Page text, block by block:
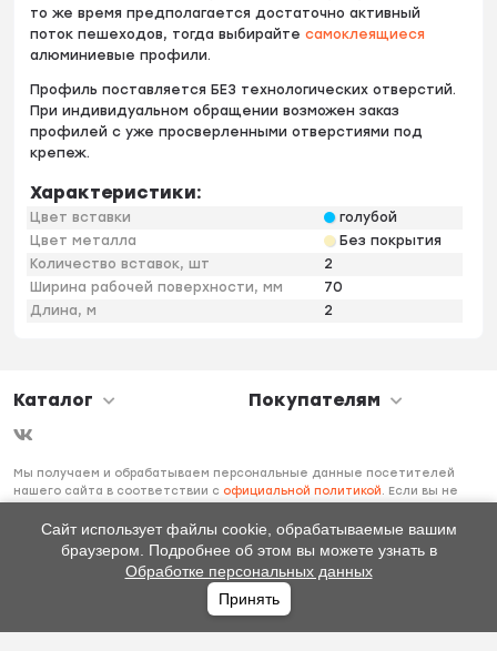
Избранное
то же время предполагается достаточно активный
поток пешеходов, тогда выбирайтесамоклеящиеся
алюминиевые профили.
Профиль поставляется БЕЗ технологических отверстий.
При индивидуальном обращении возможен заказ
профилей с уже просверленными отверстиями под
крепеж.
Характеристики:
Цвет вставки
голубой
Цвет металла
Без покрытия
Количество вставок, шт
2
Ширина рабочей поверхности, мм
70
Длина, м
2
Каталог Покупателям
Мы получаем и обрабатываем персональные данные посетителей
нашего сайта в соответствии с официальной политикой. Если вы не
необходимо покинуть наш сайт.
Сайт использует файлы cookie, обрабатываемые вашим
браузером. Подробнее об этом вы можете узнать в
Обработке персональных данных
Принять